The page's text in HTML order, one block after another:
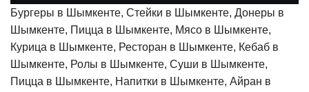
Бургеры в Шымкенте, Стейки в Шымкенте, Донеры в
Шымкенте, Пицца в Шымкенте, Мясо в Шымкенте,
Курица в Шымкенте, Ресторан в Шымкенте, Кебаб в
Шымкенте, Ролы в Шымкенте, Суши в Шымкенте,
Пицца в Шымкенте, Напитки в Шымкенте, Айран в